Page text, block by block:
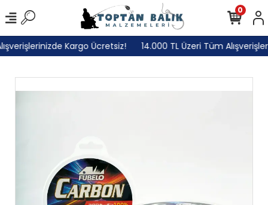
Kargo Ücretsiz! 14.000 TL Üzeri Tüm
0